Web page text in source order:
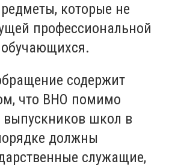
которые не
профессиональной
содержит
что ВНО помимо
школ в
должны
служащие,